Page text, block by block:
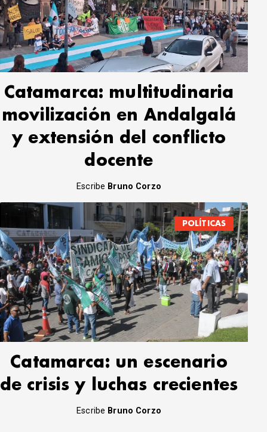
Catamarca: multitudinaria
movilización en Andalgalá
y extensión del conflicto
docente
Escribe Bruno Corzo
POLÍTICAS
Catamarca: un escenario
de crisis y luchas crecientes
Escribe Bruno Corzo